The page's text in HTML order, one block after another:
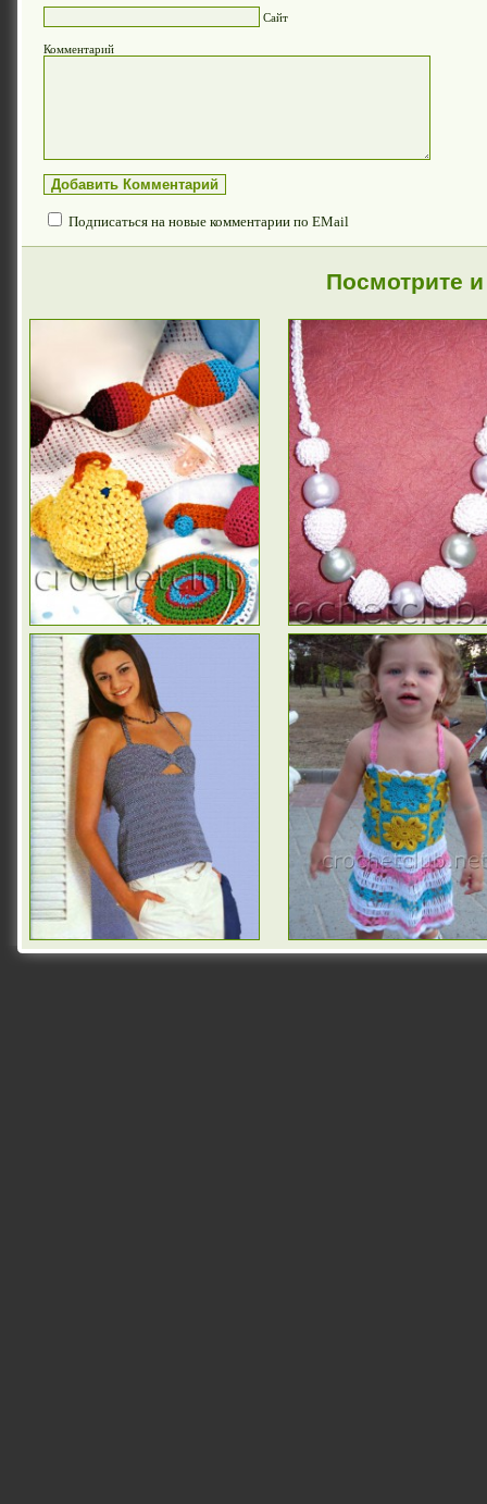
Сайт
Комментарий
Подписаться на новые комментарии по EMail
Посмотрите